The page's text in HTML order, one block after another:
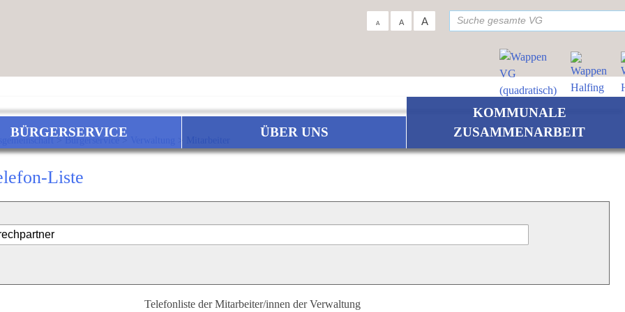
A A A
BÜRGERSERVICE ÜBER UNS
KOMMUNALE
ZUSAMMENARBEIT
>Bürgerservice>
Liste
Telefonliste der Mitarbeiter/innen der Verwaltung